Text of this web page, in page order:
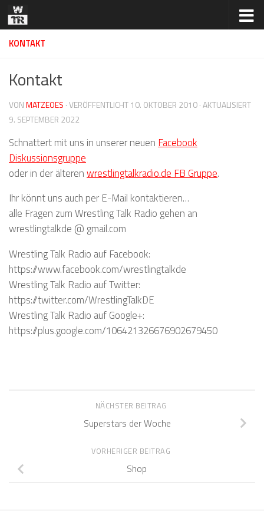
Zum Inhalt springen
KONTAKT
Kontakt
VONMATZEOES · VERÖFFENTLICHT10. OKTOBER 2010· AKTUALISIERT
9. SEPTEMBER 2022
Schnattert mit uns in unserer neuen Facebook
Diskussionsgruppe
oder in der älteren wrestlingtalkradio.de FB Gruppe.
Ihr könnt uns auch per E-Mail kontaktieren…
alle Fragen zum Wrestling Talk Radio gehen an
wrestlingtalkde @ gmail.com
Wrestling Talk Radio auf Facebook:
https://www.facebook.com/wrestlingtalkde
Wrestling Talk Radio auf Twitter:
https://twitter.com/WrestlingTalkDE
Wrestling Talk Radio auf Google+:
https://plus.google.com/106421326676902679450
NÄCHSTER BEITRAG
Superstars der Woche
VORHERIGER BEITRAG
Shop